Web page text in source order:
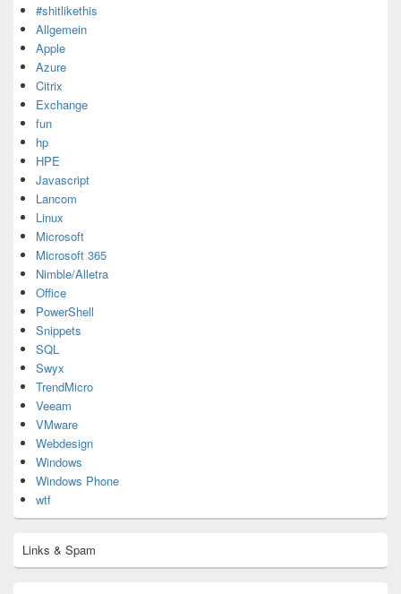
#shitlikethis
Allgemein
Apple
Azure
Citrix
Exchange
fun
hp
HPE
Javascript
Lancom
Linux
Microsoft
Microsoft 365
Nimble/Alletra
Office
PowerShell
Snippets
SQL
Swyx
TrendMicro
Veeam
VMware
Webdesign
Windows
Windows Phone
wtf
Links & Spam